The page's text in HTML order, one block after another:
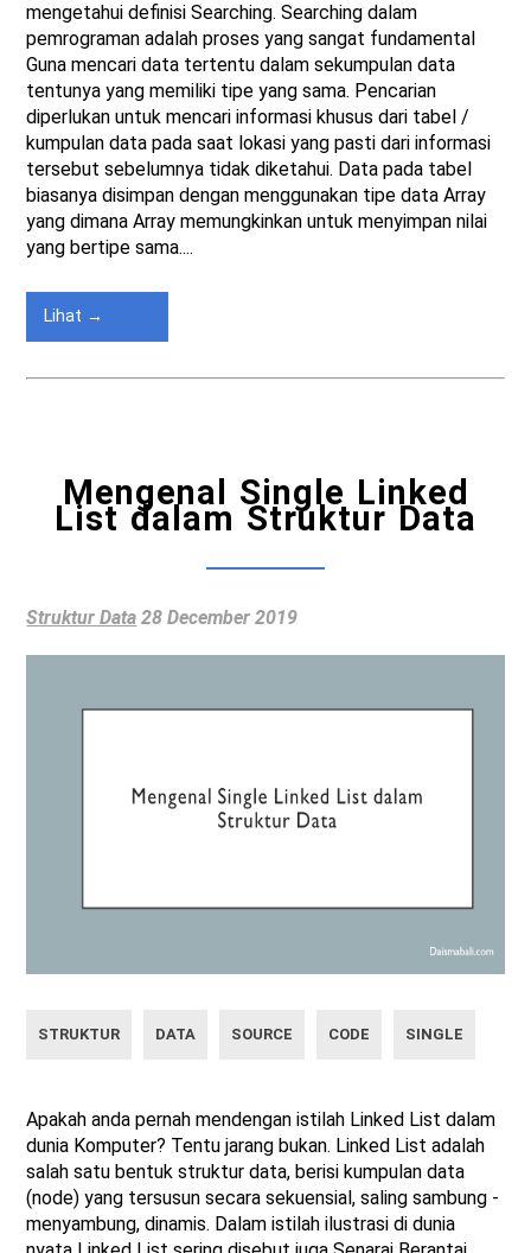
mengetahui definisi Searching. Searching dalam
pemrograman adalah proses yang sangat fundamental
Guna mencari data tertentu dalam sekumpulan data
tentunya yang memiliki tipe yang sama. Pencarian
diperlukan untuk mencari informasi khusus dari tabel /
kumpulan data pada saat lokasi yang pasti dari informasi
tersebut sebelumnya tidak diketahui. Data pada tabel
biasanya disimpan dengan menggunakan tipe data Array
yang dimana Array memungkinkan untuk menyimpan nilai
yang bertipe sama....
Lihat →
Mengenal Single Linked
List dalam Struktur Data
Struktur Data 28 December 2019
STRUKTUR DATA SOURCE CODE SINGLE
Apakah anda pernah mendengan istilah Linked List dalam
dunia Komputer? Tentu jarang bukan. Linked List adalah
salah satu bentuk struktur data, berisi kumpulan data
(node) yang tersusun secara sekuensial, saling sambung -
menyambung, dinamis. Dalam istilah ilustrasi di dunia